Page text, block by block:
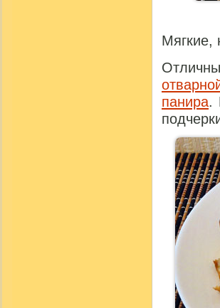
Мягкие,
панира.